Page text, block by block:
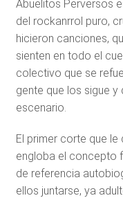
Abuelitos Perversos
del rockanrrol puro,
hicieron canciones,
sienten en todo el
colectivo que se
gente que los sigue
escenario.
El primer corte que
engloba el concepto
de referencia
ellos juntarse, ya